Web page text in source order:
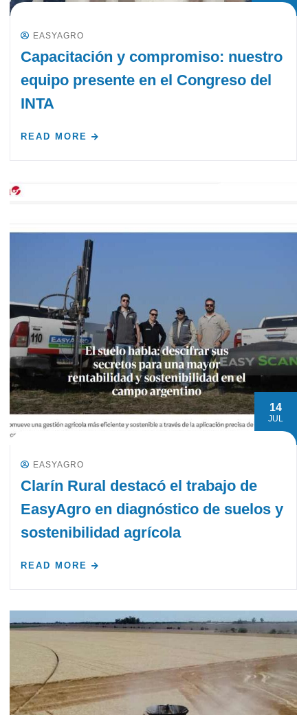
EASYAGRO
Capacitación y compromiso: nuestro
equipo presente en el Congreso del
INTA
READ MORE
14
JUL
EASYAGRO
Clarín Rural destacó el trabajo de
EasyAgro en diagnóstico de suelos y
sostenibilidad agrícola
READ MORE